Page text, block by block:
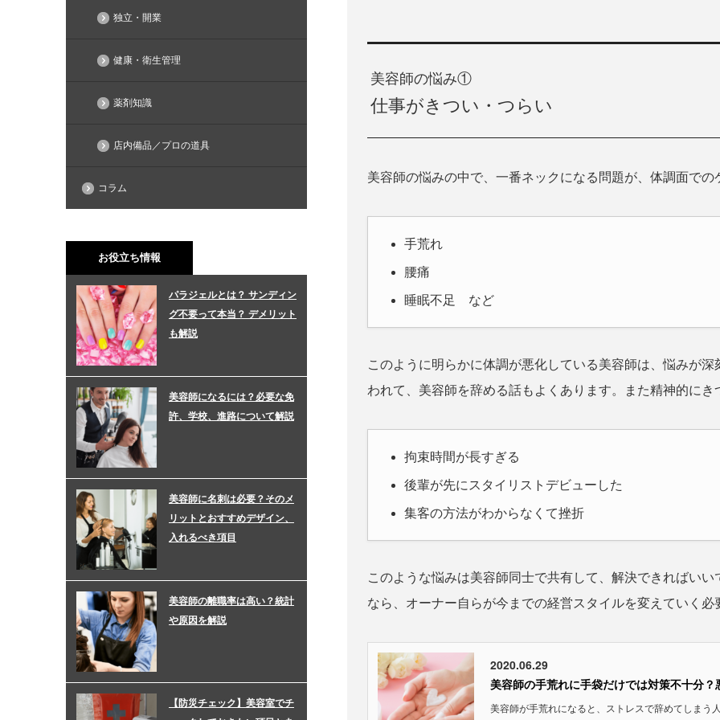
美容師の悩み①
仕事がきつい・つらい
美容師の悩みの中で、一番ネックになる問題が、体調面での
手荒れ
腰痛
睡眠不足 など
このように明らかに体調が悪化している美容師は、悩みが
われて、美容師を辞める話もよくあります。また精神的にき
拘束時間が長すぎる
後輩が先にスタイリストデビューした
集客の方法がわからなくて挫折
このような悩みは美容師同士で共有して、解決できればい
なら、オーナー自らが今までの経営スタイルを変えていく必
2020.06.29
美容師の手荒れに手袋だけでは対策不十分
美容師が手荒れになると、ストレスで辞めてしまう
独立・開業
健康・衛生管理
薬剤知識
店内備品／プロの道具
コラム
お役立ち情報
パラジェルとは？ サンディン
グ不要って本当？ デメリット
も解説
美容師になるには？必要な免
許、学校、進路について解説
美容師に名刺は必要？そのメ
リットとおすすめデザイン、
入れるべき項目
美容師の離職率は高い？統計
や原因を解説
【防災チェック】美容室でチ